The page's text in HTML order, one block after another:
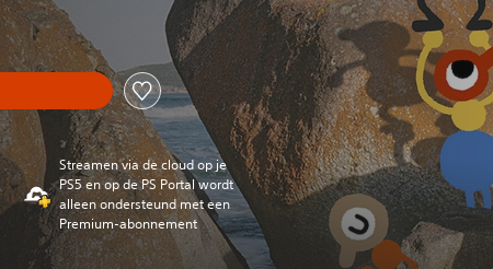
Streamen via de cloud op je
PS5 en op de PS Portal wordt
alleen ondersteund met een
Premium-abonnement